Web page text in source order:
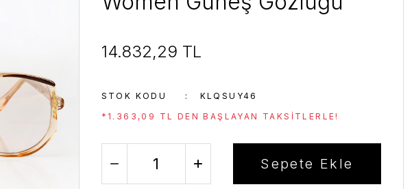
14.832,29 TL
STOK KODU
KLQSUY46
*1.363,09 TL DEN BAŞLAYAN TAKSITLERLE!
Sepete Ekle